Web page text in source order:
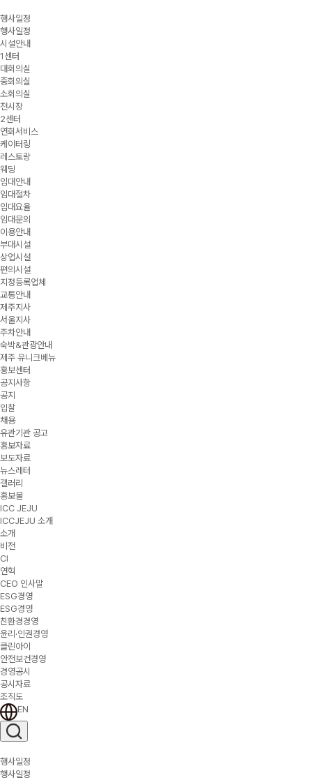
행사일정
행사일정
시설안내
1센터
대회의실
중회의실
소회의실
전시장
2센터
연회서비스
케이터링
레스토랑
웨딩
임대안내
임대절차
임대요율
임대문의
이용안내
부대시설
상업시설
편의시설
지정등록업체
교통안내
제주지사
서울지사
주차안내
숙박&관광안내
제주 유니크베뉴
홍보센터
공지사항
공지
입찰
채용
유관기관 공고
홍보자료
보도자료
뉴스레터
갤러리
홍보물
ICC JEJU
ICCJEJU 소개
소개
비전
CI
연혁
CEO 인사말
ESG경영
ESG경영
친환경경영
윤리·인권경영
클린아이
안전보건경영
경영공시
공시자료
조직도
EN
행사일정
행사일정